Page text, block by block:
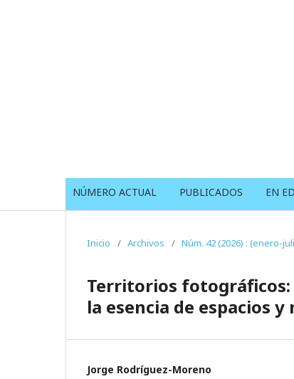
NÚMERO ACTUAL PUBLICADOS EN
Inicio / Archivos / Núm. 42 (2026) : (enero-
Territorios
la esencia de espacios y
Jorge Rodríguez-Moreno